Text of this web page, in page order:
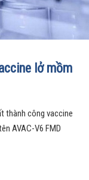
lở mồm
thành công vaccine
AVAC-V6 FMD